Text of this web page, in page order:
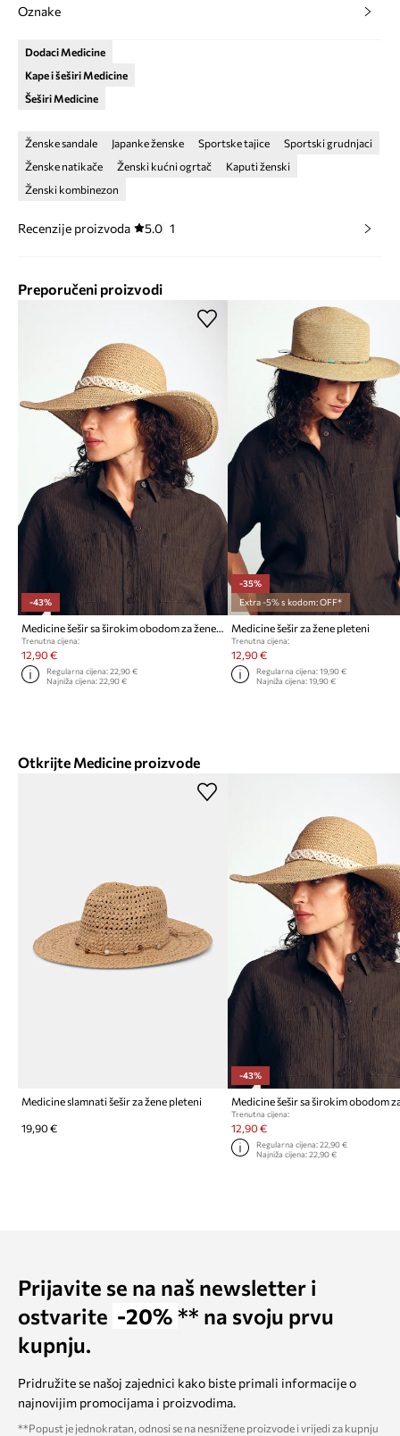
Oznake
Dodaci Medicine
Kape i šeširi Medicine
Šeširi Medicine
Ženske sandale Japanke ženske Sportske tajice
Sportski grudnjaci
Ženske natikače
Ženski kućni ogrtač
Kaputi ženski
Ženski kombinezon
Recenzije proizvoda 5.0 1
Preporučeni proizvodi
-43%
Medicine šešir sa širokim obodom za žene pleteni
Trenutna cijena:
12,90 €
Regularna cijena:22,90 €
Najniža cijena:22,90 €
-35%
Extra -5% s kodom: OFF*
Medicine šešir za žene pleteni
Trenutna cijena:
12,90 €
Regularna cijena: 19,90 €
Najniža cijena: 19,90 €
Otkrijte Medicine proizvode
Medicine slamnati šešir za žene pleteni
19,90 €
-43%
Trenutna cijena:
12,90 €
Regularna cijena: 22,90 €
Najniža cijena: 22,90 €
Prijavite se na naš newsletter i
ostvarite -20% ** na svoju prvu
kupnju.
Pridružite se našoj zajednici kako biste primali informacije o
najnovijim promocijama i proizvodima.
**Popust je jednokratan, odnosi se na nesnižene proizvode i vrijedi za kupnju